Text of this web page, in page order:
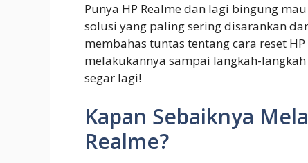
Punya HP Realme dan lagi bingung
solusi yang paling sering disarankan
membahas tuntas tentang cara reset
melakukannya sampai langkah-
segar lagi!
Kapan Sebaiknya
Realme?